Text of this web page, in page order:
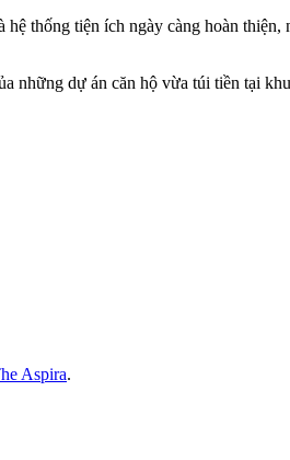
thống tiện ích ngày càng hoàn
những dự án căn hộ vừa túi tiền tại
Aspira.